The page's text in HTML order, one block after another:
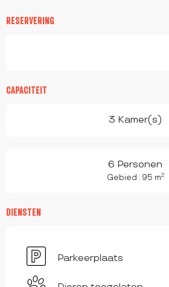
RESERVERING
CAPACITEIT
3 Kamer(s)
6 Personen
Gebied : 95 m2
DIENSTEN
Parkeerplaats